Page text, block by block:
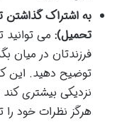
به اشتراک
تحمیل): می
فرزندتان در میان
توضیح دهید. این
نزدیکی بیشتری کند
هرگز نظرات خود را